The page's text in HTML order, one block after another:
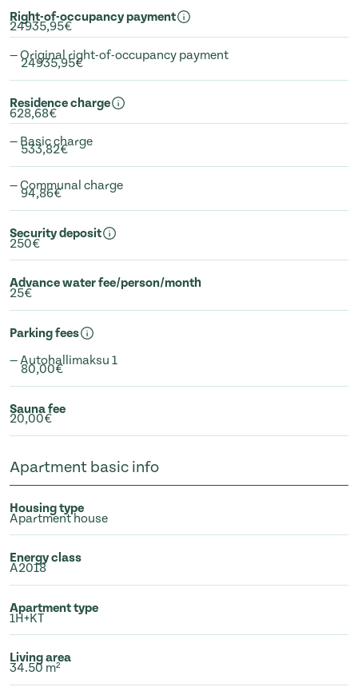
Right-of-occupancy payment
24935,95€
— Original right-of-occupancy payment
24935,95€
Residence charge
628,68€
— Basic charge
533,82€
— Communal charge
94,86€
Security deposit
250€
Advance water fee/person/month
25€
Parking fees
— Autohallimaksu 1
80,00€
Sauna fee
20,00€
Apartment basic info
Housing type
Apartment house
Energy class
A2018
Apartment type
1H+KT
Living area
34.50 m²